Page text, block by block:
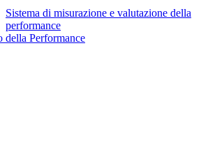
Sistema di misurazione e valutazione della
performance
della Performance